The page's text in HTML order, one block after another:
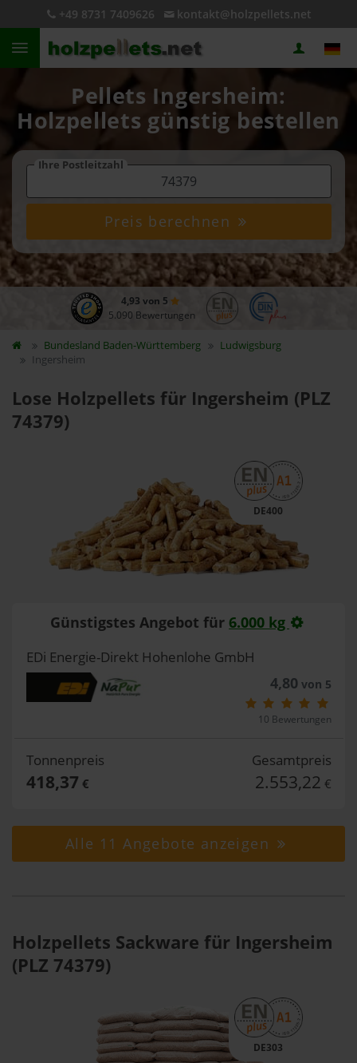
+49 8731 7409626 kontakt@holzpellets.net
Pellets Ingersheim:
Holzpellets günstig bestellen
Ihre Postleitzahl
Preis berechnen
4,93 von 5
5.090 Bewertungen
Bundesland Baden-Württemberg
Ludwigsburg
Ingersheim
Lose Holzpellets für Ingersheim (PLZ
74379)
DE400
Günstigstes Angebot für 6.000 kg
EDi Energie-Direkt Hohenlohe GmbH
4,80 von 5
10 Bewertungen
Tonnenpreis
418,37 €
Gesamtpreis
2.553,22 €
Alle 11 Angebote anzeigen
Holzpellets Sackware für Ingersheim
(PLZ 74379)
DE303